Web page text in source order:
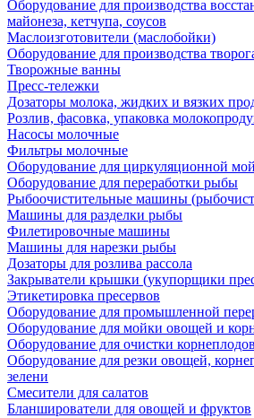
Оборудование для производства
майонеза, кетчупа, соусов
Маслоизготовители (маслобойки)
Оборудование для производства
Творожные ванны
Пресс-тележки
Дозаторы молока, жидких и вязких
Розлив, фасовка, упаковка
Насосы молочные
Фильтры молочные
Оборудование для циркуляционной
Оборудование для переработки рыбы
Рыбоочистительные машины
Машины для разделки рыбы
Филетировочные машины
Машины для нарезки рыбы
Дозаторы для розлива рассола
Закрыватели крышки (укупорщики
Этикетировка пресервов
Оборудование для промышленной
Оборудование для мойки овощей и
Оборудование для очистки корнеплодов
Оборудование для резки овощей,
зелени
Смесители для салатов
Бланширователи для овощей и фруктов